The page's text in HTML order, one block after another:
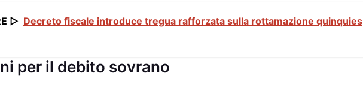
▷ Decreto fiscale introduce tregua rafforzata sulla rottamazione quinquies
per il debito sovrano